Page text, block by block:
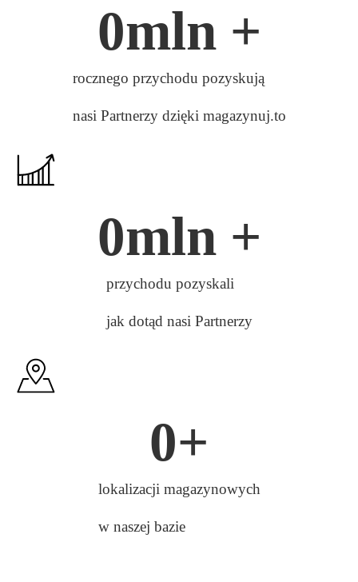
rocznego przychodu pozyskują
nasi Partnerzy dzięki magazynuj.to
0mln +
przychodu pozyskali
jak dotąd nasi Partnerzy
0mln +
lokalizacji magazynowych
w naszej bazie
0+